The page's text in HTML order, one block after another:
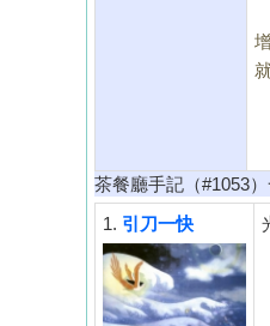
茶餐廳手記（#1053
1. 引刀一快